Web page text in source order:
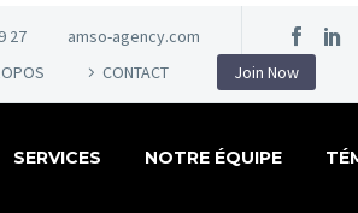
27
amso-agency.com
CONTACT Join Now
SERVICES NOTRE ÉQUIPE